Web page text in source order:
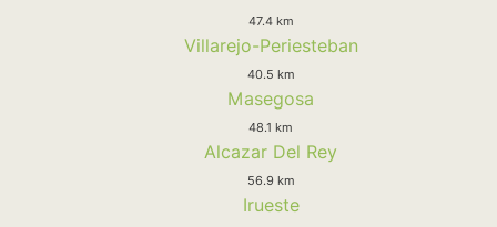
47.4 km
Villarejo-Periesteban
40.5 km
Masegosa
48.1 km
Alcazar Del Rey
56.9 km
Irueste